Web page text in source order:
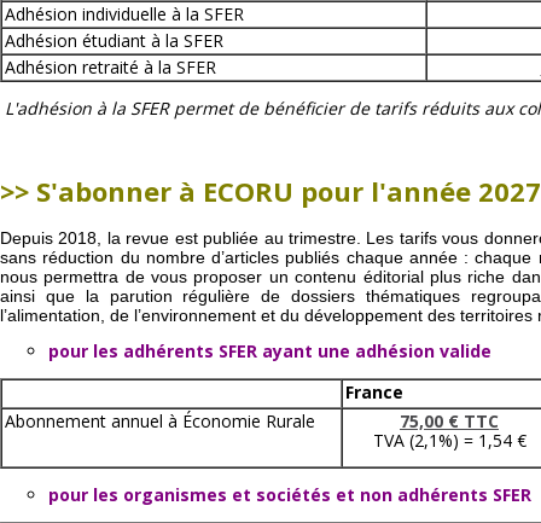
Adhésion individuelle à la SFER
Adhésion étudiant à la SFER
Adhésion retraité à la SFER
L'adhésion à la SFER permet de bénéficier de tarifs réduits aux
>> S'abonner à ECORU pour l'année
Depuis 2018, la revue est publiée au trimestre. Les tarifs vous
sans réduction du nombre d’articles publiés chaque année :
nous permettra de vous proposer un contenu éditorial plus riche
ainsi que la parution régulière de dossiers thématiques
l’alimentation, de l’environnement et du développement des territoires
pour les adhérents SFER ayant une adhésion valide
France
Abonnement annuel à Économie Rurale
75,00 € TTC
TVA (2,1%) = 1,54 €
pour les organismes et sociétés et non adhérents SFER